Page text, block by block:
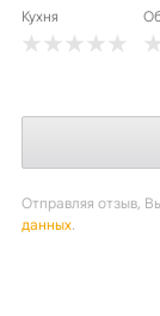
Кухня
Отправляя отзыв,
данных.